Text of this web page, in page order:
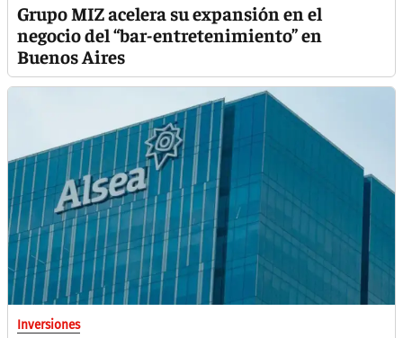
Grupo MIZ acelera su expansión en el
negocio del “bar-entretenimiento” en
Buenos Aires
Inversiones